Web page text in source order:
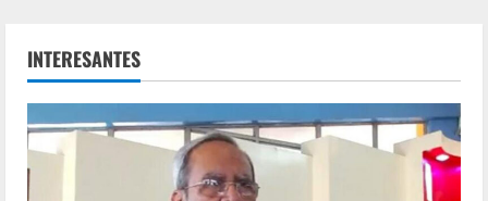
INTERESANTES